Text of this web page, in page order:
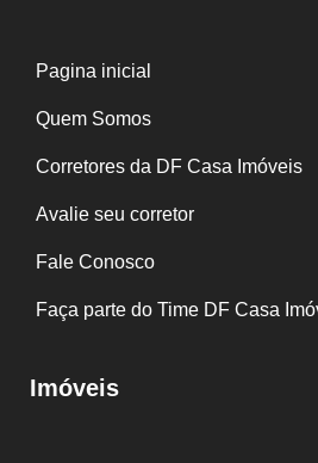
Pagina inicial
Quem Somos
Corretores da DF Casa Imóveis
Avalie seu corretor
Fale Conosco
Faça parte do Time DF Casa
Imóveis